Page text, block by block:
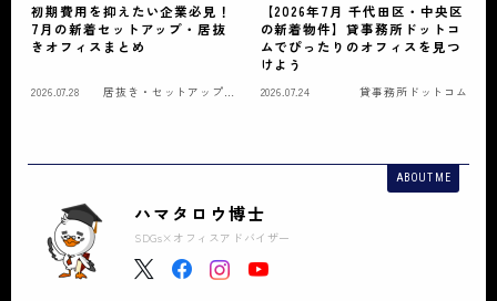
初期費用を抑えたい企業必見！
7月の新着セットアップ・居抜
きオフィスまとめ
2026.07.28
居抜き・セットアップオ
【2026年7月 千代田区・中央区
の新着物件】貸事務所ドットコ
ムでぴったりのオフィスを見つ
けよう
2026.07.24 貸事務所ドットコム
ABOUT ME
ハマタロウ博士
SDGs×オフィスアドバイザー